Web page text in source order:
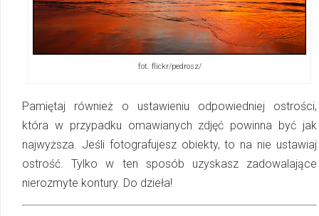
fot. flickr/pedrosz/
Pamiętaj również o ustawieniu odpowiedniej ostrości,
która w przypadku omawianych zdjęć powinna być jak
najwyższa. Jeśli fotografujesz obiekty, to na nie ustawiaj
ostrość. Tylko w ten sposób uzyskasz zadowalające
nierozmyte kontury. Do dzieła!